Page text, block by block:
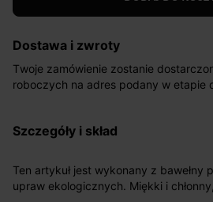
Dostawa i zwroty
Twoje zamówienie zostanie
roboczych na adres podany w etapie
pośrednictwem DHL Express.
roboczych do wybranego przez
koszt przesyłki wynosi 9,40 zł.
szczegóły i skład
Ten artykuł jest wykonany z bawełny
upraw ekologicznych. Miękki i